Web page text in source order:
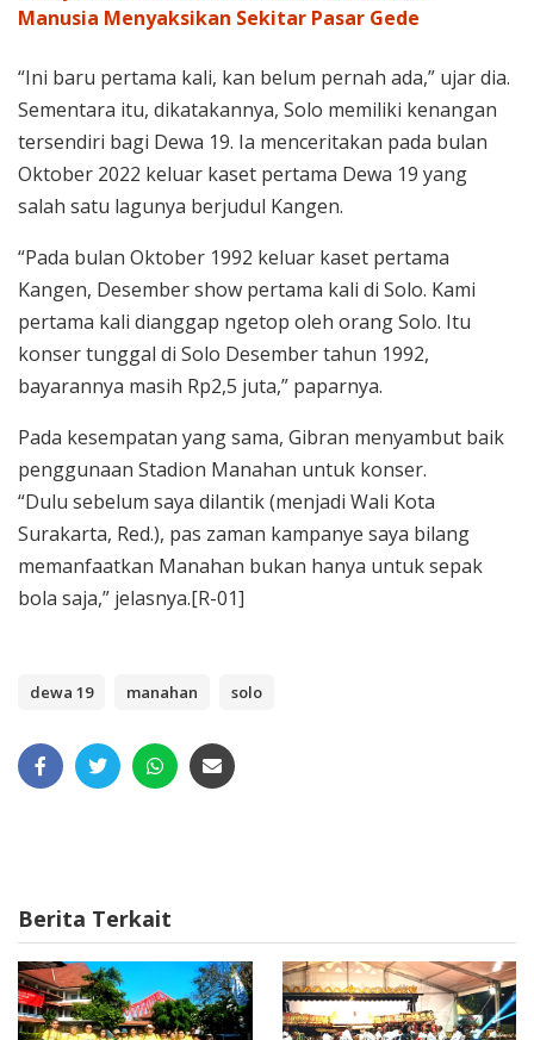
Manusia Menyaksikan Sekitar Pasar Gede
“Ini baru pertama kali, kan belum pernah ada,” ujar dia.
Sementara itu, dikatakannya, Solo memiliki kenangan
tersendiri bagi Dewa 19. Ia menceritakan pada bulan
Oktober 2022 keluar kaset pertama Dewa 19 yang
salah satu lagunya berjudul Kangen.
“Pada bulan Oktober 1992 keluar kaset pertama
Kangen, Desember show pertama kali di Solo. Kami
pertama kali dianggap ngetop oleh orang Solo. Itu
konser tunggal di Solo Desember tahun 1992,
bayarannya masih Rp2,5 juta,” paparnya.
Pada kesempatan yang sama, Gibran menyambut baik
penggunaan Stadion Manahan untuk konser.
“Dulu sebelum saya dilantik (menjadi Wali Kota
Surakarta, Red.), pas zaman kampanye saya bilang
memanfaatkan Manahan bukan hanya untuk sepak
bola saja,” jelasnya.[R-01]
dewa 19 manahan solo
Berita Terkait